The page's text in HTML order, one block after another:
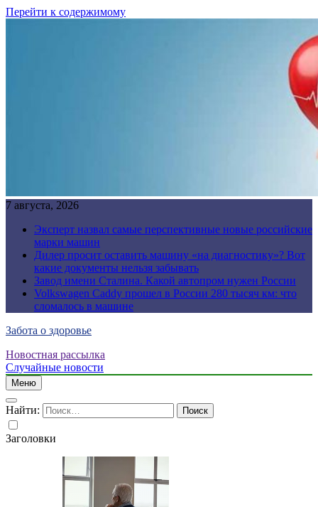
Перейти к содержимому
7 августа, 2026
Эксперт назвал самые перспективные новые российские
марки машин
Дилер просит оставить машину «на диагностику»? Вот
какие документы нельзя забывать
Завод имени Сталина. Какой автопром нужен России
Volkswagen Caddy прошел в России 280 тысяч км: что
сломалось в машине
Забота о здоровье
Новостная рассылка
Случайные новости
Меню
Найти:
Заголовки